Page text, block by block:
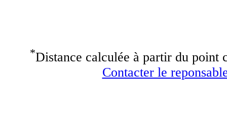
*Distance calculée à partir du point
Contacter le